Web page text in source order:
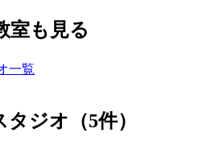
室も見る
一覧
タジオ （5件）